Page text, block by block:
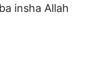
insha Allah